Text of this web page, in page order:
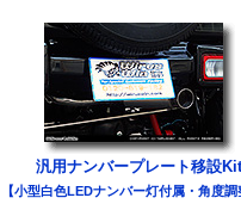
汎用ナンバープレート移設Kit
【小型白色LEDナンバー灯付属・角度調